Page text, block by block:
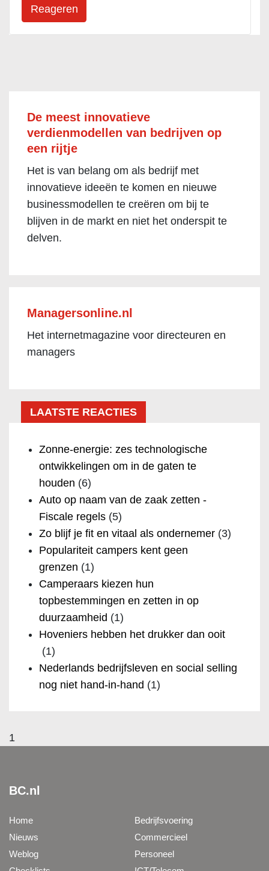
De meest innovatieve
verdienmodellen van bedrijven op
een rijtje
Het is van belang om als bedrijf met
innovatieve ideeën te komen en nieuwe
businessmodellen te creëren om bij te
blijven in de markt en niet het onderspit te
delven.
Managersonline.nl
Het internetmagazine voor directeuren en
managers
LAATSTE REACTIES
Zonne-energie: zes technologische
ontwikkelingen om in de gaten te
houden (6)
Auto op naam van de zaak zetten -
Fiscale regels (5)
Zo blijf je fit en vitaal als ondernemer (3)
Populariteit campers kent geen
grenzen (1)
Camperaars kiezen hun
topbestemmingen en zetten in op
duurzaamheid (1)
Hoveniers hebben het drukker dan ooit
(1)
Nederlands bedrijfsleven en social selling
nog niet hand-in-hand (1)
1
BC.nl
Home
Nieuws
Weblog
Bedrijfsvoering
Commercieel
Personeel